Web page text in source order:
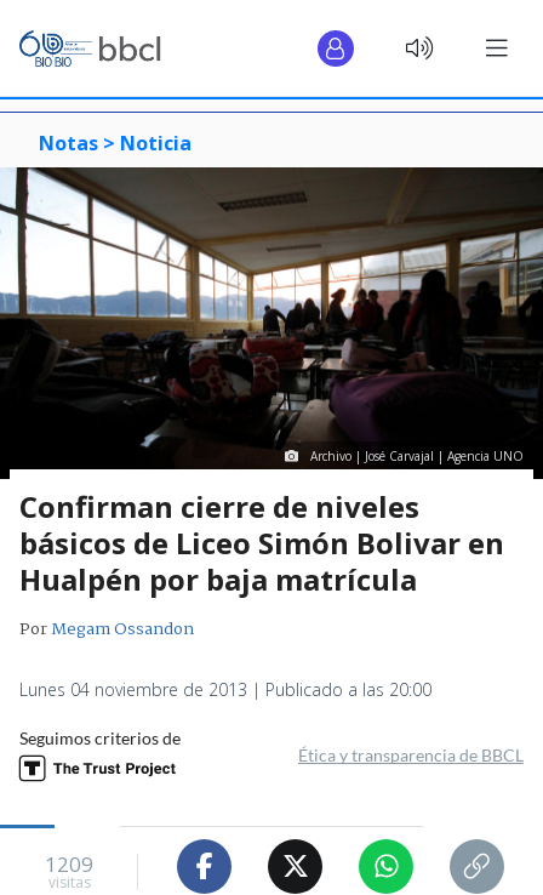
Notas > Noticia
Archivo | José Carvajal | Agencia UNO
Confirman cierre de niveles
básicos de Liceo Simón Bolivar en
Hualpén por baja matrícula
PorMegam Ossandon
Lunes 04 noviembre de 2013 | Publicado a las 20:00
Seguimos criterios de
Ética y transparencia de BBCL
1209
visitas